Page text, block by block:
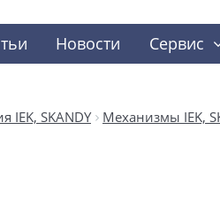
Новости Сервис
IEK, SKANDY Механизмы IEK,